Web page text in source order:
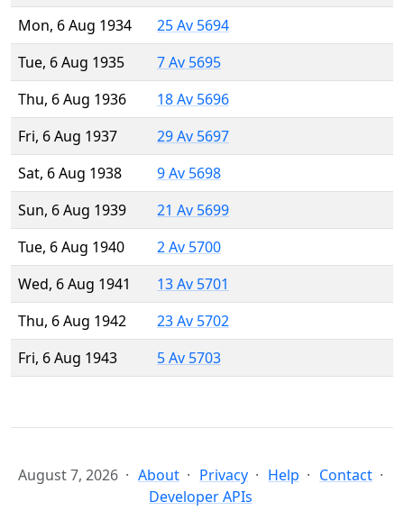
Mon, 6 Aug 1934
25 Av 5694
Tue, 6 Aug 1935
7 Av 5695
Thu, 6 Aug 1936
18 Av 5696
Fri, 6 Aug 1937
29 Av 5697
Sat, 6 Aug 1938
9 Av 5698
Sun, 6 Aug 1939
21 Av 5699
Tue, 6 Aug 1940
2 Av 5700
Wed, 6 Aug 1941
13 Av 5701
Thu, 6 Aug 1942
23 Av 5702
Fri, 6 Aug 1943
5 Av 5703
August 7, 2026 About Privacy Help
Contact
Developer APIs